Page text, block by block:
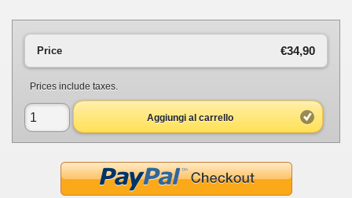
€34,90
Price
Prices include taxes.
Aggiungi al carrello